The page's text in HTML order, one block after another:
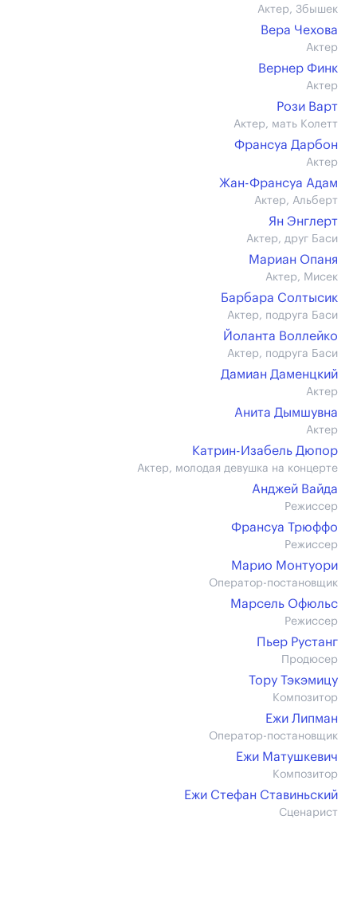
Актер, Збышек
Вера Чехова
Актер
Вернер Финк
Актер
Рози Варт
Актер, мать Колетт
Франсуа Дарбон
Актер
Жан-Франсуа Адам
Актер, Альберт
Ян Энглерт
Актер, друг Баси
Мариан Опаня
Актер, Мисек
Барбара Солтысик
Актер, подруга Баси
Йоланта Воллейко
Актер, подруга Баси
Дамиан Даменцкий
Актер
Анита Дымшувна
Актер
Катрин-Изабель Дюпор
Актер, молодая девушка на концерте
Анджей Вайда
Режиссер
Франсуа Трюффо
Режиссер
Марио Монтуори
Оператор-постановщик
Марсель Офюльс
Режиссер
Пьер Рустанг
Продюсер
Тору Тэкэмицу
Композитор
Ежи Липман
Оператор-постановщик
Ежи Матушкевич
Композитор
Ежи Стефан Ставиньский
Сценарист